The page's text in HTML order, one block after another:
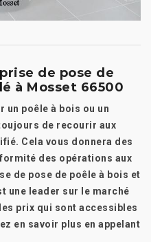
de pose de
à Mosset 66500
un poêle à bois ou un
de recourir aux
Cela vous donnera des
des opérations aux
de pose de poêle à bois et
une leader sur le marché
prix qui sont accessibles
en savoir plus en appelant